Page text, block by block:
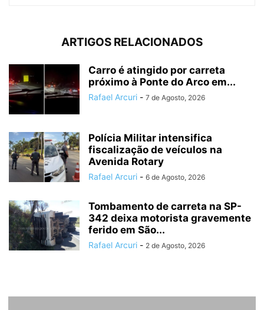
ARTIGOS RELACIONADOS
Carro é atingido por carreta
próximo à Ponte do Arco em...
Rafael Arcuri - 7 de Agosto, 2026
Polícia Militar intensifica
fiscalização de veículos na
Avenida Rotary
Rafael Arcuri - 6 de Agosto, 2026
Tombamento de carreta na SP-
342 deixa motorista gravemente
ferido em São...
Rafael Arcuri - 2 de Agosto, 2026